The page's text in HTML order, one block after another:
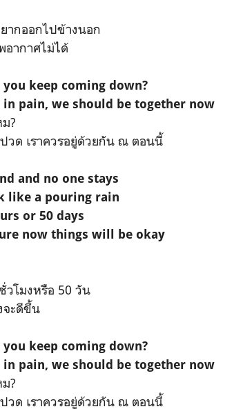
ากออกไปข้างนอก
อากาศไม่ได้
keep coming down?
in pain, we should be together now
?
วด เราควรอยู่ด้วยกัน ณ ตอนนี้
and no one stays
like a pouring rain
or 50 days
now things will be okay
วโมงหรือ 50 วัน
จะดีขึ้น
keep coming down?
in pain, we should be together now
?
วด เราควรอยู่ด้วยกัน ณ ตอนนี้